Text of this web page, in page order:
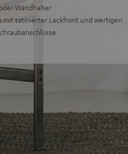
Wandhalter
mit satinierter Lackfront und wertigen